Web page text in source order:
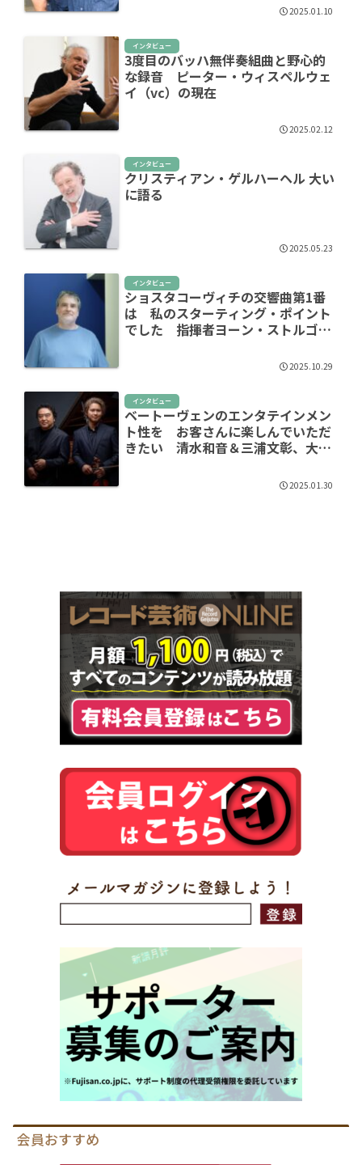
2025.01.10
インタビュー
3度目のバッハ無伴奏組曲と野心的
な録音 ピーター・ウィスペルウェ
イ（vc）の現在
2025.02.12
インタビュー
クリスティアン・ゲルハーヘル 大い
に語る
2025.05.23
インタビュー
ショスタコーヴィチの交響曲第1番
は 私のスターティング・ポイント
でした 指揮者ヨーン・ストルゴー
2025.10.29
インタビュー
ベートーヴェンのエンタテインメン
ト性を お客さんに楽しんでいただ
きたい 清水和音＆三浦文彰、大い
2025.01.30
会員おすすめ